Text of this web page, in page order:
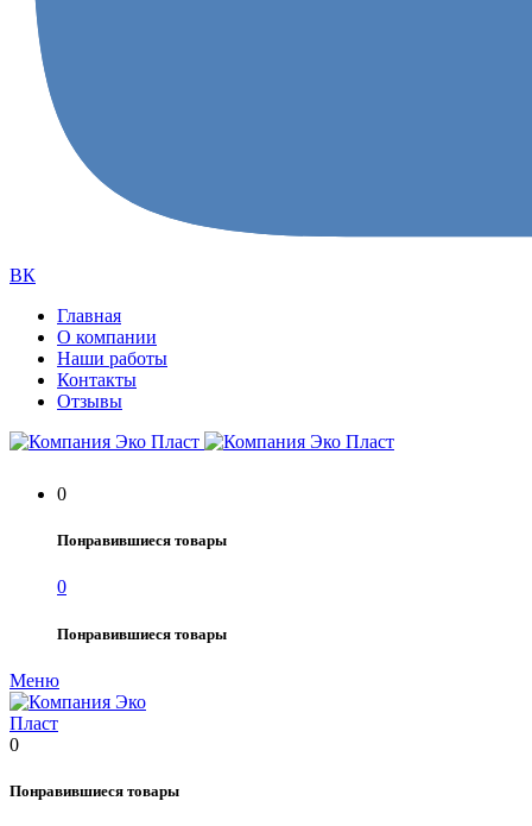
ВК
Главная
О компании
Наши работы
Контакты
Отзывы
0
Понравившиеся товары
0
Понравившиеся товары
Меню
0
Понравившиеся товары